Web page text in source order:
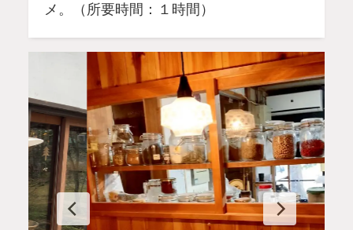
メ。（所要時間：１時間）